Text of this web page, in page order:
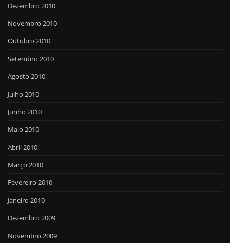
Dezembro 2010
Novembro 2010
Outubro 2010
Setembro 2010
Agosto 2010
Julho 2010
Junho 2010
Maio 2010
Abril 2010
Março 2010
Fevereiro 2010
Janeiro 2010
Dezembro 2009
Novembro 2009